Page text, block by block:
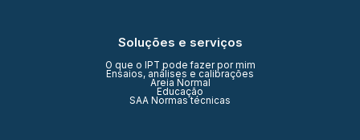
Soluções e serviços
O que o IPT pode fazer por mim
Ensaios, análises e calibrações
Areia Normal
Educação
SAA Normas técnicas